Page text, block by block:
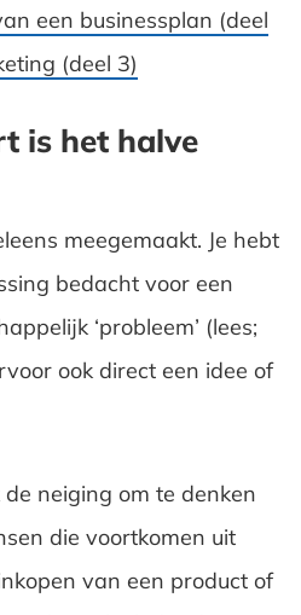
voor staat)
missie en visie
het bedrijf
voor bedrijven en
een businessplan (deel
(deel 3)
is het halve
meegemaakt. Je hebt
bedacht voor een
‘probleem’ (lees;
ook direct een idee of
neiging om te denken
die voortkomen uit
van een product of